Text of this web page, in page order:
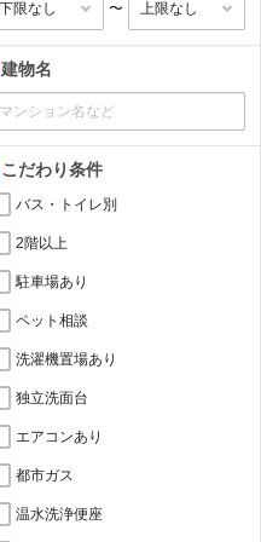
〜
建物名
こだわり条件
バス・トイレ別
2階以上
駐車場あり
ペット相談
洗濯機置場あり
独立洗面台
エアコンあり
都市ガス
温水洗浄便座